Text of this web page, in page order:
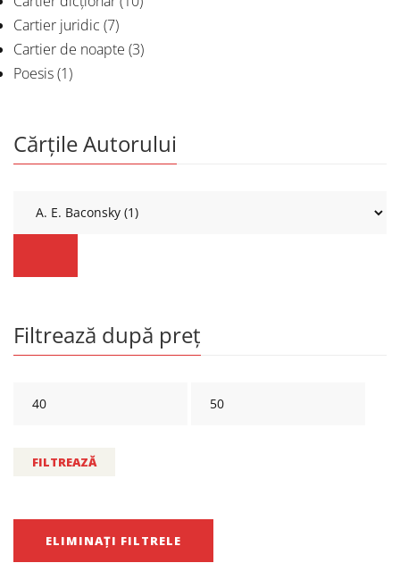
Cartier juridic (7)
Cartier de noapte (3)
Poesis(1)
Cărțile Autorului
Filtrează după preț
FILTREAZĂ
ELIMINAȚI FILTRELE